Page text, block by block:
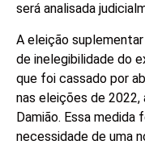
será analisada
A eleição
de inelegibilidade do
que foi cassado por
nas eleições de 2022,
Damião. Essa
necessidade de uma